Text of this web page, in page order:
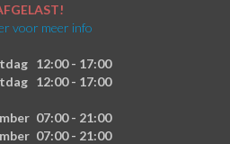
voor meer info
12:00 - 17:00
12:00 - 17:00
07:00 - 21:00
07:00 - 21:00